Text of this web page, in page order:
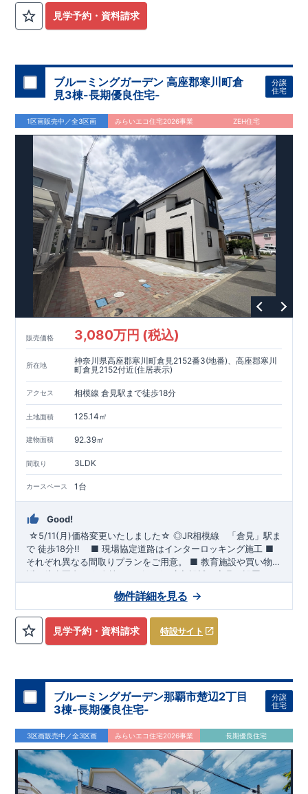
習志野台中学校 約400m(徒歩約5分)
ート 習志野台店 約660m(徒歩約9分) ◎ マックスバリュ 習
■第三者機関が設計・建物検査(全四回)を実施 ■税制優遇あり
4分野6項目で最高等級を取得!
□ 構造の安定 (耐風等級2・耐震等級3) □ 劣化の軽減 (劣化対
策等級3) □ 維持管理への配慮 (維持管理対策等級3) □ 空気環
境 (ホルムアルデヒド発散等級3)
快適に長く住める住宅
【長期優良住宅】■国の定める7つの技術基準をクリア ■税制
優遇あり
【東栄セーフティーダンパー標準装備】 ■制震ダンパ
ーで振れ幅を大幅に低減、繰り返す地震に強い『耐震+制震』
■メンテナンスフリー
現地案内予約受付中詳細やご見学など、お気軽にお問合せ下さ
い♪ 東栄住宅 本八幡営業所 TEL:0120-948-056
見学予約・資料請求
ブルーミングガーデン 高座郡寒川町倉
見3棟-長期優良住宅-
分譲
住宅
1区画販売中／全3区画 みらいエコ住宅2026事業 ZEH住宅
販売価格 3,080万円 (税込)
所在地
神奈川県高座郡寒川町倉見2152番3(地番)、高座郡寒川
町倉見2152付近(住居表示)
アクセス 相模線 倉見駅まで徒歩18分
土地面積 125.14㎡
建物面積 92.39㎡
間取り 3LDK
カースペース 1台
Good!
☆5/11(月)価格変更いたしました☆ ​◎JR相模線 「倉見」駅ま
で 徒歩18分!!
■ 現場協定道路はインターロッキング施工 ■
それぞれ異なる間取りプランをご用意。
■教育施設や買い物施
設が徒歩圏内♪
全棟、リビングは広々設計で家具を設置して
も十分ゆとりの空間です♪​ ■ リビング全体を見渡せる「対面式
■ キッチンにはポップアップ天井採用でお
しゃれな空間でお料理が可能！
◆ ブルーミングガーデンのこだわり ◆← 各タイトルをクリ
■『長期優良住宅』取得予定! ・国の定めた基準を全てク
・住宅ローン減税、固定資産税などの税制優遇を受けられ
ます。 ・中古市場でも、長期優良住宅が有利に働きます。
宅性能評価ダブル取得予定! ・『設計』住宅性能評価‥‥建物設
計段階で、国が認めた第三機関が評価しております。 ・『建
だけでなく、「現場の施工状況」を検査した上で、品質を保証
しております。■全棟自社一貫体制! ・誰が何をやったかが明
確だからこそ、お客様の安心に繋がります。 ・設計、施工、営
業が協力しあい、最良のプランをご提供いたします。 ・不要な
中間マージンを抑える事で、コストダウンに努めております。​
見学予約・資料請求 特設サイト
物件詳細を見る
ブルーミングガーデン那覇市楚辺2丁目
3棟-長期優良住宅-
分譲
住宅
3区画販売中／全3区画 みらいエコ住宅2026事業 長期優良住宅